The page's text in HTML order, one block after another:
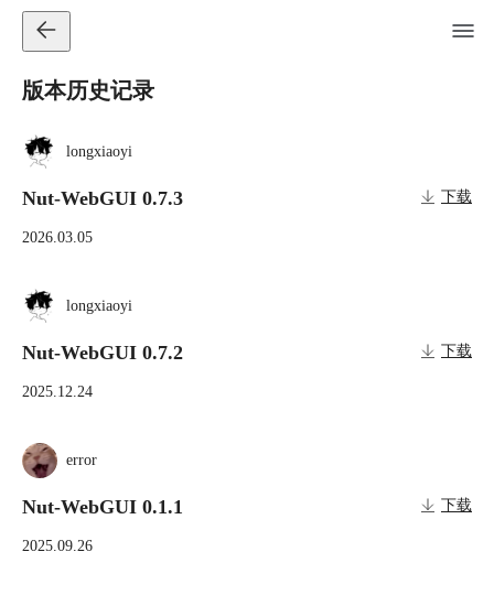
版本历史记录
longxiaoyi
Nut-WebGUI 0.7.3 下载
2026.03.05
longxiaoyi
Nut-WebGUI 0.7.2 下载
2025.12.24
error
Nut-WebGUI 0.1.1 下载
2025.09.26